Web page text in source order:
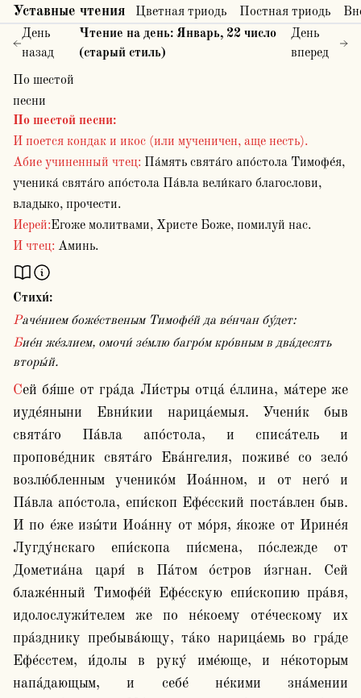
Уставные чтения Цветная триодь Постная триодь
День
назад
Чтение на день: Январь, 22 число
(старый стиль)
День
вперед
По шестой
песни
По шестой песни:
И поется кондак и икос (или мученичен, аще несть).
Абие учиненный чтец: Па́мять свята́го апо́стола Тимофе́я,
ученика́ свята́го апо́стола Па́вла вели́каго благослови,
владыко, прочести.
Иерей:Егоже молитвами, Христе Боже, помилуй нас.
И чтец: Аминь.
Стихи́:
Раче́нием боже́ственым Тимофе́й да ве́нчан бу́дет:
Бие́н же́злием, омочи́ зе́млю багро́м кро́вным в два́десять
вторы́й.
Сей бя́ше от гра́да Ли́стры отца́ е́ллина, ма́тере же
иуде́яныни Евни́кии нарица́емыя. Учени́к быв
свята́го Па́вла апо́стола, и списа́тель и
пропове́дник свята́го Ева́нгелия, поживе́ со зело́
возлю́бленным ученико́м Иоа́нном, и от него́ и
Па́вла апо́стола, епи́скоп Ефе́сский поста́влен быв.
И по е́же изы́ти Иоа́нну от мо́ря, я́коже от Ирине́я
Лугду́нскаго епи́скопа пи́смена, по́слежде от
Дометиа́на царя́ в Па́том о́стров и́згнан. Сей
блаже́нный Тимофе́й Ефе́сскую епи́скопию пра́вя,
идолослужи́телем же по не́коему оте́ческому их
пра́зднику пребыва́ющу, та́ко нарица́емь во гра́де
Ефе́сстем, и́долы в руку́ име́юще, и не́которым
напа́дающым, и себе́ не́кими зна́мении